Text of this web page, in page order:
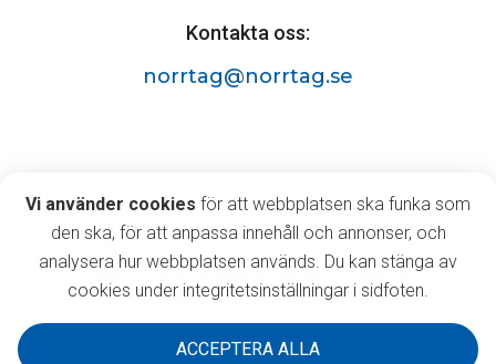
Kontakta oss:
norrtag@norrtag.se
Östermalmsgatan 63A,
903 35 Umeå
Vi använder cookies
Vi använder cookies för att webbplatsen ska funka som
den ska, för att anpassa innehåll och annonser, och
analysera hur webbplatsen används. Du kan stänga av
cookies under integritetsinställningar i sidfoten.
ACCEPTERA ALLA